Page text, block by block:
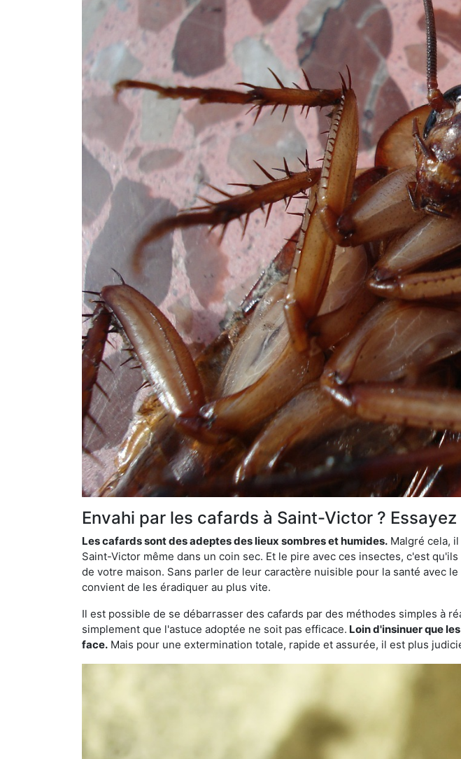
Envahi par les cafards à Saint-Victor ?
Les cafards sont des adeptes des lieux sombres et humides. Malgré cela,
Saint-Victor même dans un coin sec. Et le pire avec ces insectes, c'est
de votre maison. Sans parler de leur caractère nuisible pour la santé avec
convient de les éradiquer au plus vite.
Il est possible de se débarrasser des cafards par des méthodes simples à
simplement que l'astuce adoptée ne soit pas efficace. Loin d'insinuer que
face. Mais pour une extermination totale, rapide et assurée, il est plus